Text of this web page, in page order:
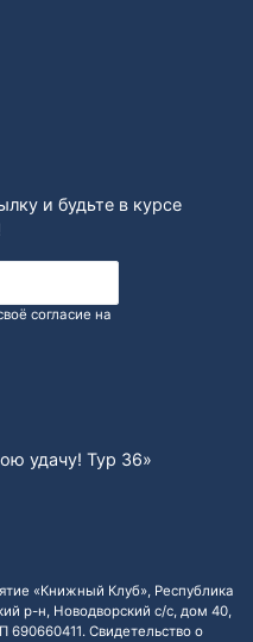
и будьте в курсе
согласие на
удачу! Тур 36»
«Книжный Клуб», Республика
р-н, Новодворский с/с, дом 40,
Свидетельство о